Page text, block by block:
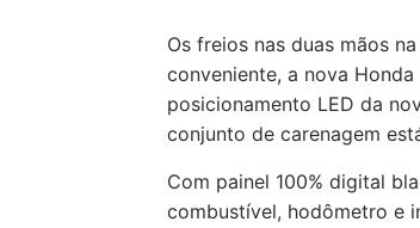
Os freios nas duas mãos
conveniente, a nova
posicionamento LED da
conjunto de carenagem
Com painel 100% digital
combustível, hodômetro e